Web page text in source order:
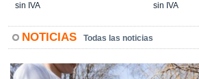
sin IVA sin IVA
NOTICIAS Todas las noticias